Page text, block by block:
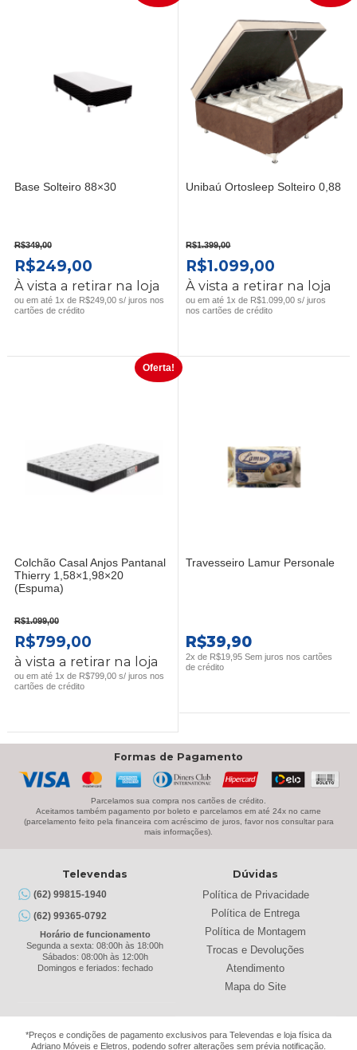
Base Solteiro 88×30
R$349,00
O
PREÇO
ORIGINAL
R$249,00O
PREÇO
ATUAL
À vista a retirar na loja
ou em até 1x de R$249,00 s/ juros nos
cartões de crédito
Unibaú Ortosleep Solteiro 0,88
R$1.399,00
O
PREÇO
ORIGINAL
R$1.099,00
PREÇO
ATUAL
À vista a retirar na loja
ou em até 1x de R$1.099,00 s/ juros
nos cartões de crédito
Oferta!
Colchão Casal Anjos Pantanal
Thierry 1,58×1,98×20
(Espuma)
R$1.099,00
O
PREÇO
ORIGINAL
R$799,00O
PREÇO
ATUAL
à vista a retirar na loja
ou em até 1x de R$799,00 s/ juros nos
cartões de crédito
Travesseiro Lamur Personale
R$39,90
2x de R$19,95 Sem juros nos cartões
de crédito
Formas de Pagamento
Parcelamos sua compra nos cartões de crédito.
Aceitamos também pagamento por boleto e parcelamos em até 24x no carne
(parcelamento feito pela financeira com acréscimo de juros, favor nos consultar para
mais informações).
Televendas
(62) 99815-1940
(62) 99365-0792
Horário de funcionamento
Segunda a sexta: 08:00h às 18:00h
Sábados: 08:00h às 12:00h
Domingos e feriados: fechado
Dúvidas
Política de Privacidade
Política de Entrega
Política de Montagem
Trocas e Devoluções
Atendimento
Mapa do Site
*Preços e condições de pagamento exclusivos para Televendas e loja física da
Adriano Móveis e Eletros, podendo sofrer alterações sem prévia notificação.